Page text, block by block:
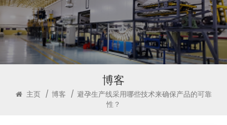
博客
主页 / 博客 / 避孕生产线采用哪些技术来确保产品的可靠
性？